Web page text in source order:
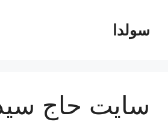
محتواسولدا
سایت حاج